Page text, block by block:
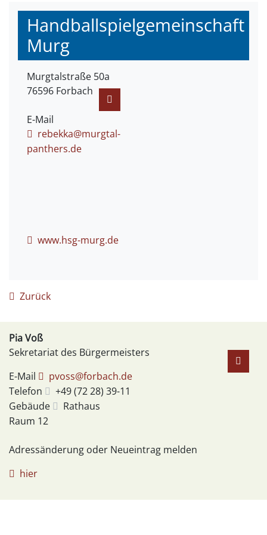
Handballspielgemeinschaft
Murg
Murgtalstraße 50a
76596 Forbach
E-Mail
rebekka@murgtal-
panthers.de
www.hsg-murg.de
Zurück
PiaVoß
Sekretariat des Bürgermeisters
E-Mail
pvoss@forbach.de
Telefon
+49 (7228) 39-11
Gebäude
Rathaus
Raum 12
Adressänderung oder Neueintrag melden
hier